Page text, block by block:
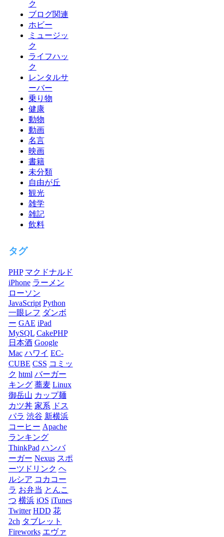
ク
ブログ関連
ホビー
ミュージッ
ク
ライフハッ
ク
レンタルサ
ーバー
乗り物
健康
動物
動画
名言
映画
書籍
未分類
自由が丘
観光
雑学
雑記
飲料
タグ
PHP マクドナルド
iPhone ラーメン
ローソン
JavaScript Python
一眼レフ ダンボ
ー GAE iPad
MySQL CakePHP
日本酒 Google
Mac ハワイ EC-
CUBE CSS コミッ
ク html バーガー
キング 蕎麦 Linux
御岳山 カップ麺
カツ丼 家系 ドス
パラ 渋谷 新横浜
コーヒー Apache
ランキング
ThinkPad ハンバ
ーガー Nexus スポ
ーツドリンク ヘ
ルシア コカコー
ラ お弁当 とんこ
つ 横浜 iOS iTunes
Twitter HDD 花
2ch タブレット
Fireworks エヴァ